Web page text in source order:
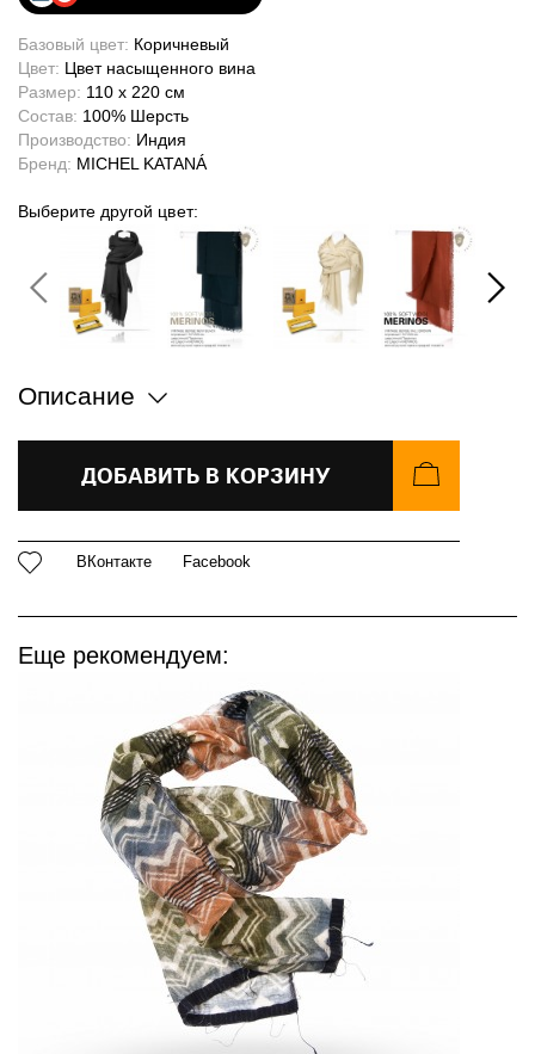
Базовый цвет: Коричневый
Цвет: Цвет насыщенного вина
Размер: 110 x 220 см
Состав: 100% Шерсть
Производство: Индия
Бренд: MICHEL KATANÁ
Выберите другой цвет:
Описание
ДОБАВИТЬ В КОРЗИНУ
ВКонтакте Facebook
Еще рекомендуем: